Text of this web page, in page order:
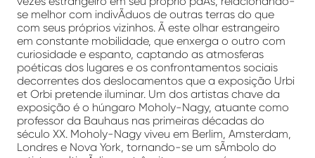
se melhor com indivÃ­duos de outras terras do que
com seus próprios vizinhos. Ã este olhar estrangeiro
em constante mobilidade, que enxerga o outro com
curiosidade e espanto, captando as atmosferas
poéticas dos lugares e os confrontamentos sociais
decorrentes dos deslocamentos que a exposição Urbi
et Orbi pretende iluminar. Um dos artistas chave da
exposição é o húngaro Moholy-Nagy, atuante como
professor da Bauhaus nas primeiras décadas do
século XX. Moholy-Nagy viveu em Berlim, Amsterdam,
Londres e Nova York, tornando-se um sÃ­mbolo do